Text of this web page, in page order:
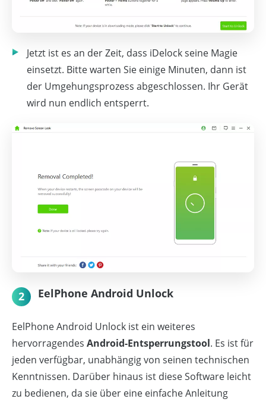
Jetzt ist es an der Zeit, dass iDelock seine Magie
einsetzt. Bitte warten Sie einige Minuten, dann ist
der Umgehungsprozess abgeschlossen. Ihr Gerät
wird nun endlich entsperrt.
2 EelPhone Android Unlock
EelPhone Android Unlock ist ein weiteres
hervorragendes Android-Entsperrungstool. Es ist für
jeden verfügbar, unabhängig von seinen technischen
Kenntnissen. Darüber hinaus ist diese Software leicht
zu bedienen, da sie über eine einfache Anleitung